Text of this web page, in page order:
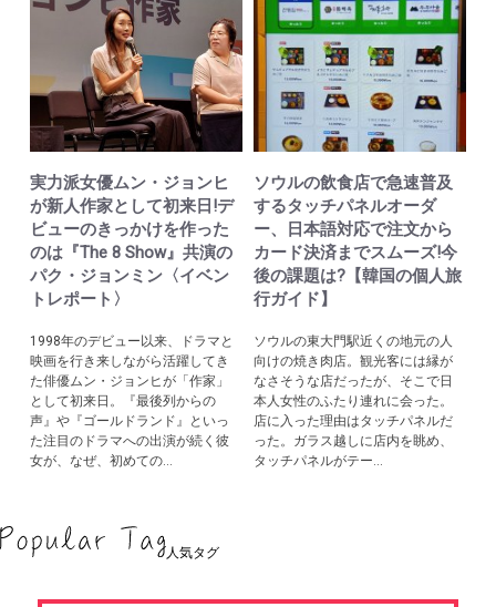
実力派女優ムン・ジョンヒ
が新人作家として初来日!デ
ビューのきっかけを作った
のは『The 8 Show』共演の
パク・ジョンミン〈イベン
トレポート〉
1998年のデビュー以来、ドラマと
映画を行き来しながら活躍してき
た俳優ムン・ジョンヒが「作家」
として初来日。『最後列からの
声』や『ゴールドランド』といっ
た注目のドラマへの出演が続く彼
女が、なぜ、初めての...
ソウルの飲食店で急速普及
するタッチパネルオーダ
ー、日本語対応で注文から
カード決済までスムーズ!今
後の課題は?【韓国の個人旅
行ガイド】
ソウルの東大門駅近くの地元の人
向けの焼き肉店。観光客には縁が
なさそうな店だったが、そこで日
本人女性のふたり連れに会った。
店に入った理由はタッチパネルだ
った。ガラス越しに店内を眺め、
タッチパネルがテー...
人気タグ